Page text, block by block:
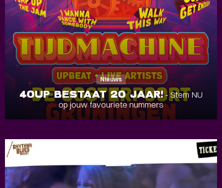
Nieuws
40UP BESTAAT 20 JAAR!- Stem NU
op jouw favouriete nummers